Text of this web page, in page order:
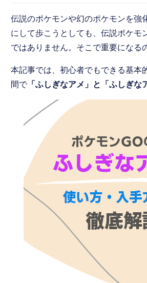
伝説のポケモンや幻のポケモンを強
にして歩こうとしても、伝説ポケ
ではありません。そこで重要になる
本記事では、初心者でもできる基本
間で「ふしぎなアメ」と「ふしぎな